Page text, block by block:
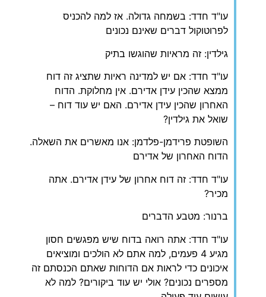
עו"ד חדד: בשמחה גדולה. אז למה להכניס
לפרוטוקול דברים שאינם נכונים
גילדין: זה מראיות שהוגשו בתיק
עו"ד חדד: אם יש למדינה ראיות שתציג זה דוח
ממצא שהכין עידן אדירם. אין מחלוקת. הדוח
האחרון שהכין עידן אדירם. האם יש עוד דוח –
שואל את גילדין?
השופטת פרידמן-פלדמן: אנו מאשרים את השאלה.
הדוח האחרון של אדירם
עו"ד חדד: זה דוח אחרון של עידן אדירם. אתה
מכיר?
ברנור: מטבע הדברים
עו"ד חדד: אתה רואה בדוח שיש מפגשים חסון
מגיע 4 פעמים, למה אתם לא הולכים ומוציאים
איכונים כדי לראות אם הדוחות שאתם הכנסתם זה
מספרים נכונים? אולי יש עוד ביקורים? למה לא